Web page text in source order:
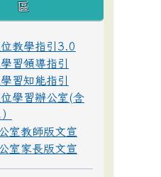
區
教學指引3.0
習領導指引
習知能指引
學習辦公室(含
室教師版文宣
室家長版文宣